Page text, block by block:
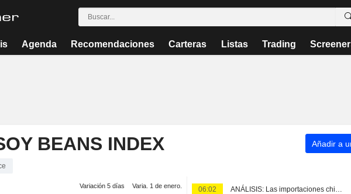
Agenda Recomendaciones Carteras Listas Trading
BEANS INDEX Añadir a
Variación 5 días Varia. 1 de enero. 06:02 ANÁLISIS: Las importaciones chinas de crudo y soja caen en julio en tasa interanual